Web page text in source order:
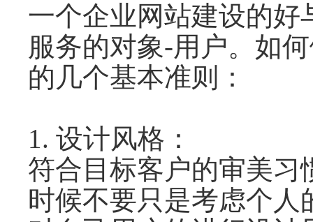
一个企业网站建设的
服务的对象-用户。如
的几个基本准则：
1. 设计风格：
符合目标客户的审美
时候不要只是考虑个